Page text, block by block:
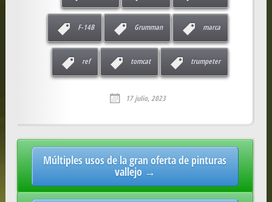
F-14B Grumman marca
ref tomcat trumpeter
17 julio, 2023
Post
navigation
Múltiples usos de la gran oferta de pinturas
vallejo →